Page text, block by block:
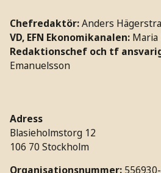
Chefredaktör:Anders
VD, EFN Ekonomikanalen: Maria
Redaktionschef och tf
Emanuelsson
Adress
Blasieholmstorg 12
106 70 Stockholm
Organisationsnummer: